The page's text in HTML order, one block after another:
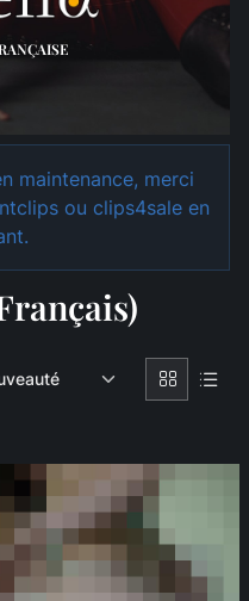
maintenance, merci
ou clips4sale en